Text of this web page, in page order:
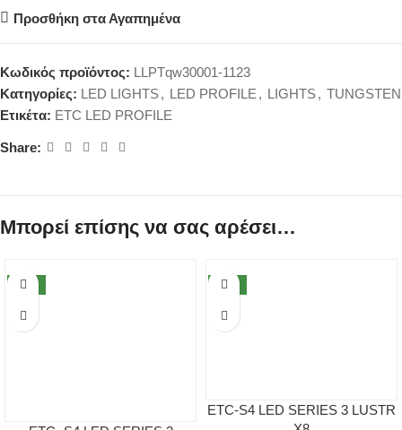
Προσθήκη στα Αγαπημένα
Κωδικός προϊόντος: LLPTqw30001-1123
Κατηγορίες: LED LIGHTS, LED PROFILE , LIGHTS, TUNGSTEN
Ετικέτα: ETC LED PROFILE
Share:
Μπορεί επίσης να σας αρέσει…
ETC-S4 LED SERIES 3 LUSTR